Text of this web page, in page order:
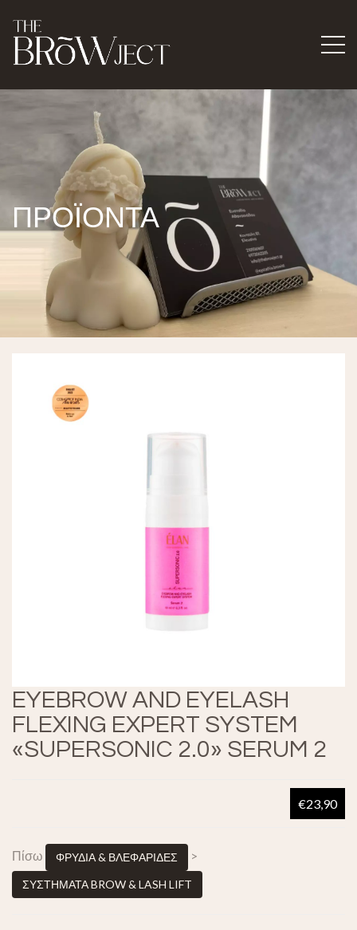
ΠΡΟΪΟΝΤΑ
EYEBROW AND EYELASH
FLEXING EXPERT SYSTEM
«SUPERSONIC 2.0» SERUM 2
€23,90
Πίσω ΦΡΥΔΙΑ & ΒΛΕΦΑΡΙΔΕΣ >
ΣΥΣΤΗΜΑΤΑ BROW & LASH LIFT